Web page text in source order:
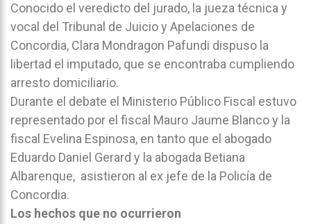
Conocido el veredicto del jurado, la jueza técnica y
vocal del Tribunal de Juicio y Apelaciones de
Concordia, Clara Mondragon Pafundi dispuso la
libertad el imputado, que se encontraba cumpliendo
arresto domiciliario.
Durante el debate el Ministerio Público Fiscal estuvo
representado por el fiscal Mauro Jaume Blanco y la
fiscal Evelina Espinosa, en tanto que el abogado
Eduardo Daniel Gerard y la abogada Betiana
Albarenque, asistieron al ex jefe de la Policía de
Concordia.
Los hechos que no ocurrieron